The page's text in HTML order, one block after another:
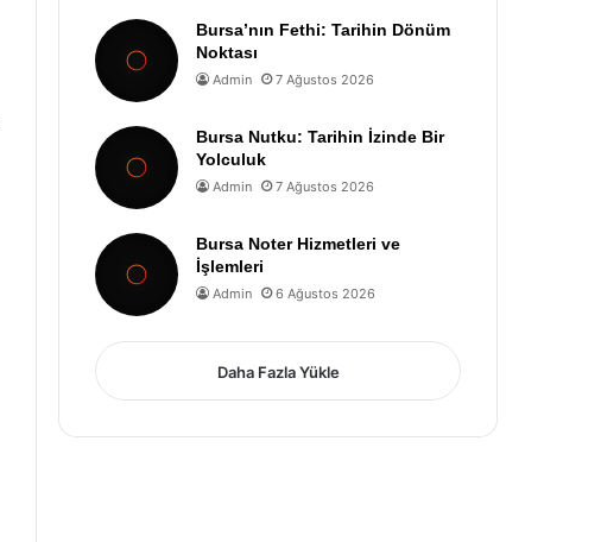
Bursa’nın Fethi: Tarihin Dönüm
Noktası
Admin 7 Ağustos 2026
Bursa Nutku: Tarihin İzinde Bir
Yolculuk
Admin 7 Ağustos 2026
Bursa Noter Hizmetleri ve
İşlemleri
Admin 6 Ağustos 2026
Daha Fazla Yükle